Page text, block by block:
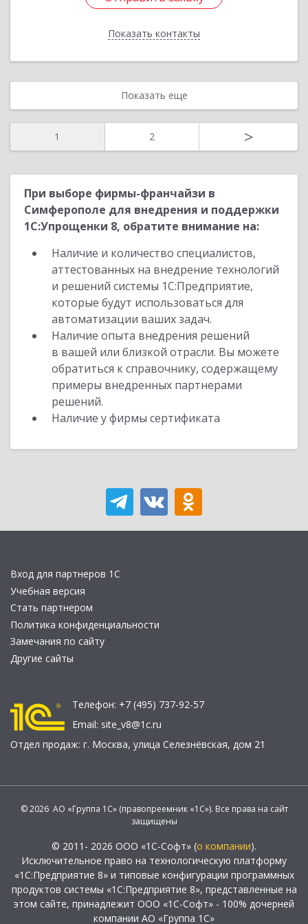
Показать контакты
Назад
Показать еще
1 2 >
При выборе фирмы-франчайзи в
Симферополе для внедрения и поддержки
1С:Упрощенки 8, обратите внимание на:
Наличие и количество специалистов,
аттестованных на внедрение технологий
и решений системы 1С:Предприятие,
которые будут использоваться для
автоматизации ваших задач.
Наличие опыта внедрения решений
в вашей или близкой отрасли. Вы можете
обратиться к справочнику, содержащему
примеры внедренных партнерами
решений.
Наличие у фирмы сертификата
Вход для партнеров 1С
Учебная версия
Стать партнером
Политика конфиденциальности
Замечания по сайту
Другие сайты
Телефон: +7 (495) 737-92-57
Email: site_v8@1c.ru
Отдел продаж: г. Москва, улица Селезнёвская, дом 21
© 2026 АО «Группа 1С» (правопреемник «1С»). Все права на сайт
защищены
© 2011- 2026 ООО «1С-Софт» (о компании).
Исключительное право на технологическую платформу
«1С:Предприятие 8» и типовые конфигурации программных
продуктов системы «1С:Предприятие 8», представленные на
этом сайте, принадлежит ООО «1С-Софт» - 100% дочерней
компании АО «Группа 1С»